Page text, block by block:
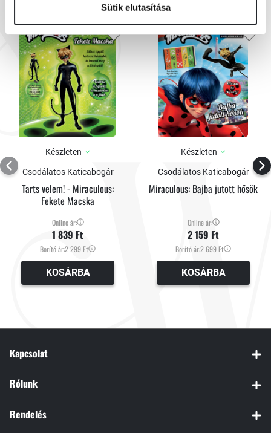
Sütik elutasítása
Készleten
Csodálatos Katicabogár
Tarts velem! - Miraculous:
Fekete Macska
Online ár:
1 839 Ft
Borító ár:2 299 Ft
KOSÁRBA
Készleten
Csodálatos Katicabogár
Miraculous: Bajba jutott hősök
Online ár:
2 159 Ft
Borító ár:2 699 Ft
KOSÁRBA
Kapcsolat
Rólunk
Rendelés